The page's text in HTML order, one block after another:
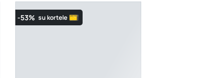
-53% su kortele